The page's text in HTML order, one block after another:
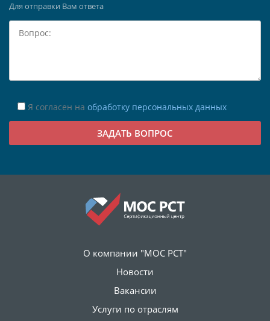
Для отправки Вам ответа
Я согласен на обработку персональных данных
О компании "МОС РСТ"
Новости
Вакансии
Услуги по отраслям